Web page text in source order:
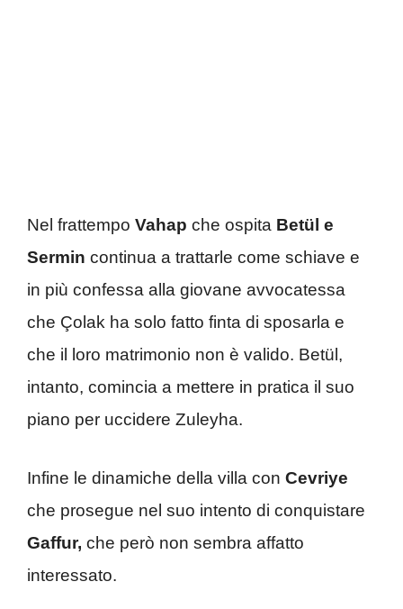
Nel frattempo Vahap che ospita Betül e
Sermin continua a trattarle come schiave e
in più confessa alla giovane avvocatessa
che Çolak ha solo fatto finta di sposarla e
che il loro matrimonio non è valido. Betül,
intanto, comincia a mettere in pratica il suo
piano per uccidere Zuleyha.
Infine le dinamiche della villa con Cevriye
che prosegue nel suo intento di conquistare
Gaffur, che però non sembra affatto
interessato.